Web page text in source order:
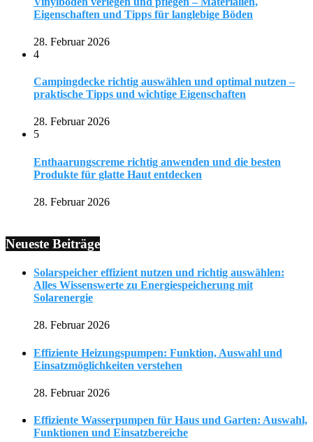
Eigenschaften und Tipps für langlebige Böden
28. Februar 2026
4
Campingdecke richtig auswählen und optimal nutzen –
praktische Tipps und wichtige Eigenschaften
28. Februar 2026
5
Enthaarungscreme richtig anwenden und die besten
Produkte für glatte Haut entdecken
28. Februar 2026
Neueste Beiträge
Solarspeicher effizient nutzen und richtig auswählen:
Alles Wissenswerte zu Energiespeicherung mit
Solarenergie
28. Februar 2026
Effiziente Heizungspumpen: Funktion, Auswahl und
Einsatzmöglichkeiten verstehen
28. Februar 2026
Effiziente Wasserpumpen für Haus und Garten: Auswahl,
Funktionen und Einsatzbereiche